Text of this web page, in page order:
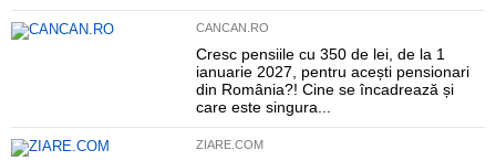
CANCAN.RO
Cresc pensiile cu 350 de lei, de la 1
ianuarie 2027, pentru acești pensionari
din România?! Cine se încadrează și
care este singura...
ZIARE.COM